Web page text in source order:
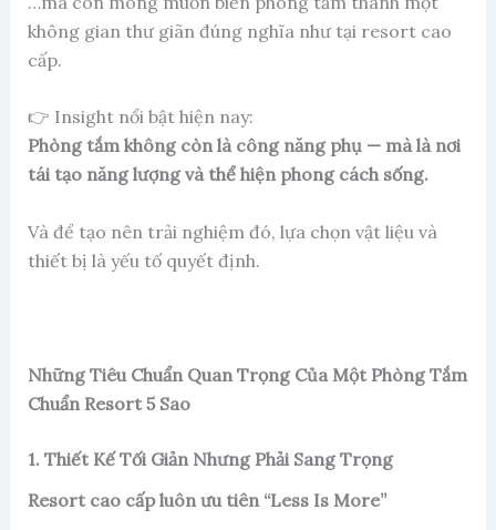
không gian thư giãn đúng nghĩa như tại resort cao
cấp.
👉 Insight nổi bật hiện nay:
Phòng tắm không còn là công năng phụ — mà là nơi
tái tạo năng lượng và thể hiện phong cách sống.
Và để tạo nên trải nghiệm đó, lựa chọn vật liệu và
thiết bị là yếu tố quyết định.
Những Tiêu Chuẩn Quan Trọng Của Một Phòng Tắm
Chuẩn Resort 5 Sao
1. Thiết Kế Tối Giản Nhưng Phải Sang Trọng
Resort cao cấp luôn ưu tiên “Less Is More”